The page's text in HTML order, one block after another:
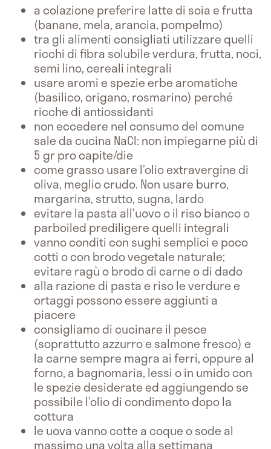
a colazione preferire latte di soia e frutta
(banane, mela, arancia, pompelmo)
tra gli alimenti consigliati utilizzare quelli
ricchi di fibra solubile verdura, frutta, noci,
semi lino, cereali integrali
usare aromi e spezie erbe aromatiche
(basilico, origano, rosmarino) perché
ricche di antiossidanti
non eccedere nel consumo del comune
sale da cucina NaCl: non impiegarne più di
5 gr pro capite/die
come grasso usare l’olio extravergine di
oliva, meglio crudo. Non usare burro,
margarina, strutto, sugna, lardo
evitare la pasta all’uovo o il riso bianco o
parboiled prediligere quelli integrali
vanno conditi con sughi semplici e poco
cotti o con brodo vegetale naturale;
evitare ragù o brodo di carne o di dado
alla razione di pasta e riso le verdure e
ortaggi possono essere aggiunti a
piacere
consigliamo di cucinare il pesce
(soprattutto azzurro e salmone fresco) e
la carne sempre magra ai ferri, oppure al
forno, a bagnomaria, lessi o in umido con
le spezie desiderate ed aggiungendo se
possibile l’olio di condimento dopo la
cottura
le uova vanno cotte a coque o sode al
massimo una volta alla settimana